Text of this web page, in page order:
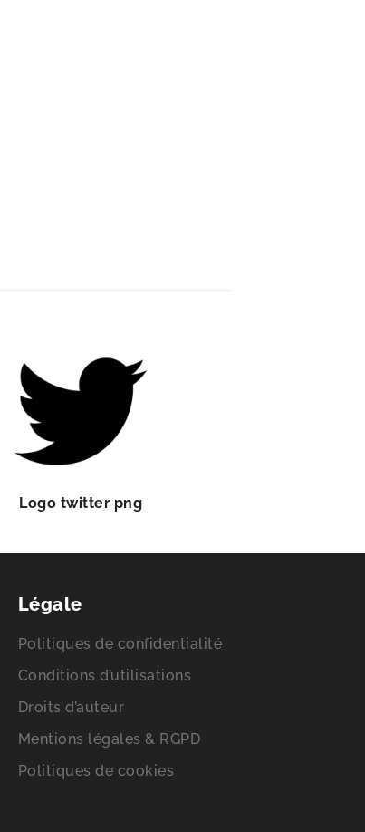
Logo twitter png
Légale
Politiques de confidentialité
Conditions d’utilisations
Droits d’auteur
Mentions légales & RGPD
Politiques de cookies